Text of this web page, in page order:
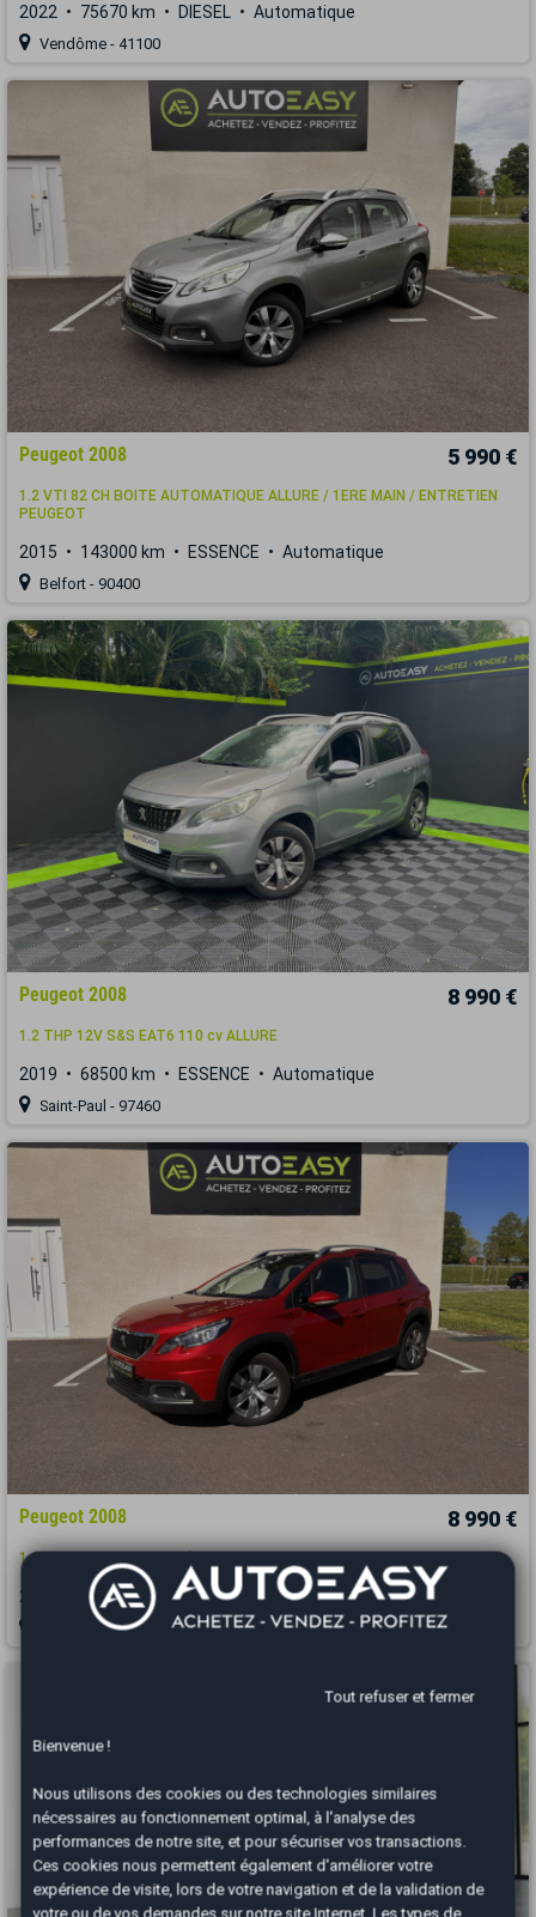
2022 75670 km DIESEL Automatique
Vendôme - 41100
Peugeot 2008 5 990 €
1.2 VTI 82 CH BOITE AUTOMATIQUE ALLURE / 1ERE MAIN / ENTRETIEN
PEUGEOT
2015 143000 km ESSENCE Automatique
Belfort - 90400
Peugeot 2008 8 990 €
1.2 THP 12V S&S EAT6 110 cv ALLURE
2019 68500 km ESSENCE Automatique
Saint-Paul - 97460
Peugeot 2008 8 990 €
1.2 i EAT6 S&S 130 cv Boîte auto SIGNATURE
2019 123000 km ESSENCE Automatique
Belfort - 90400
Tout refuser et fermer
Bienvenue !
Nous utilisons des cookies ou des technologies similaires
nécessaires au fonctionnement optimal, à l'analyse des
performances de notre site, et pour sécuriser vos transactions.
Ces cookies nous permettent également d'améliorer votre
expérience de visite, lors de votre navigation et de la validation de
votre ou de vos demandes sur notre site Internet. Les types de